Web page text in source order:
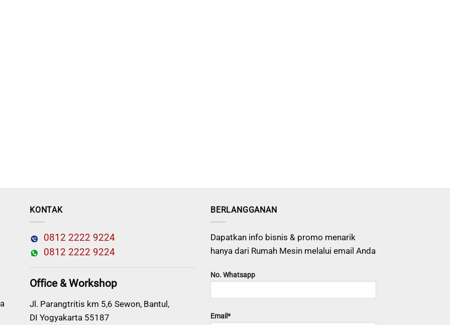
KONTAK
0812 2222 9224
0812 2222 9224
Office & Workshop
Jl. Parangtritis km 5,6 Sewon, Bantul,
DI Yogyakarta 55187
BERLANGGANAN
Dapatkan info bisnis & promo menarik
hanya dari Rumah Mesin melalui email Anda
No. Whatsapp
Email*